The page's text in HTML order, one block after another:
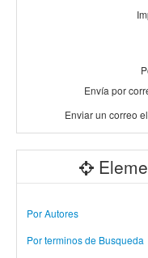
Envía por
Enviar un correo
Por Autores
Por terminos de Busqueda